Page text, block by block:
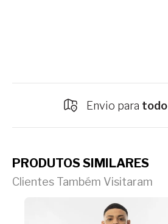
Envio para todo
PRODUTOS SIMILARES
Clientes Também Visitaram